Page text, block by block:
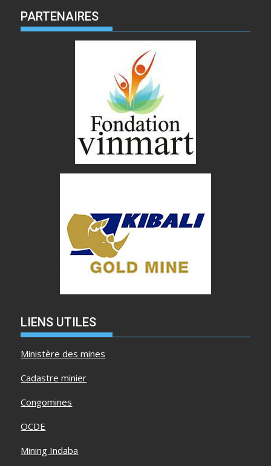
PARTENAIRES
LIENS UTILES
Ministère des mines
Cadastre minier
Congomines
OCDE
Mining Indaba